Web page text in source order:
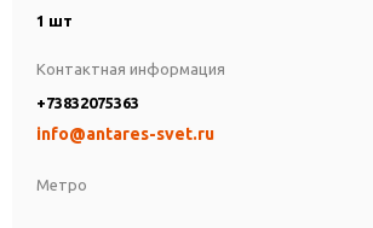
1 шт
Метро
Контактная информация
+73832075363
info@antares-svet.ru